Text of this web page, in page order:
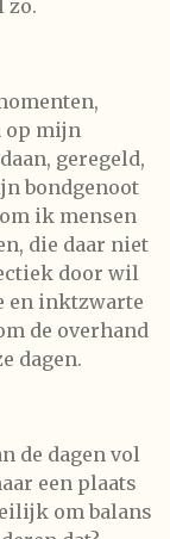
zo.
op mijn
geregeld,
bondgenoot
ik mensen
die daar niet
door wil
en inktzwarte
de overhand
dagen.
de dagen vol
een plaats
om balans